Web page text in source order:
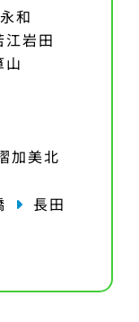
和
江岩田
山
加美北
長田